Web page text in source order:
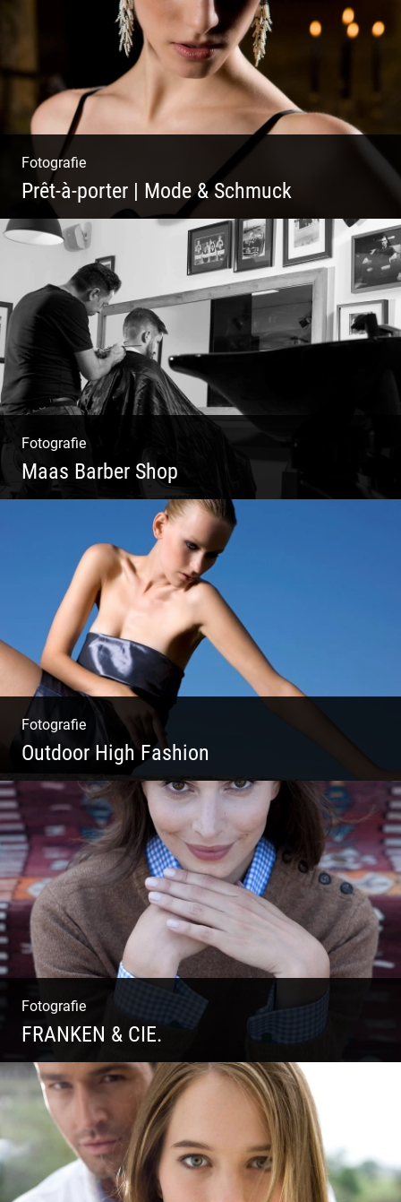
Fotografie
Prêt-à-porter | Mode & Schmuck
Fotografie
Maas Barber Shop
Coole Bartstyles | Haircut & Shave | Farbe
& Schnitt | Creating Men
Fotografie
Outdoor High Fashion
Outdoor High Fashion
Fotografie
FRANKEN & CIE.
Katalog Shooting | Moderne Klassik |
Luxuriöse Mode | Country Style